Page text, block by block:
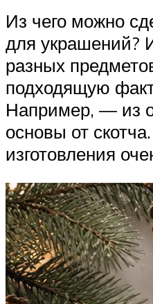
Из чего можно
для украшений?
разных
подходящую
Например, — из
основы от
изготовления